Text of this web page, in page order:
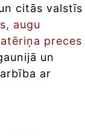
citās valstīs
augu
preces
un
ar